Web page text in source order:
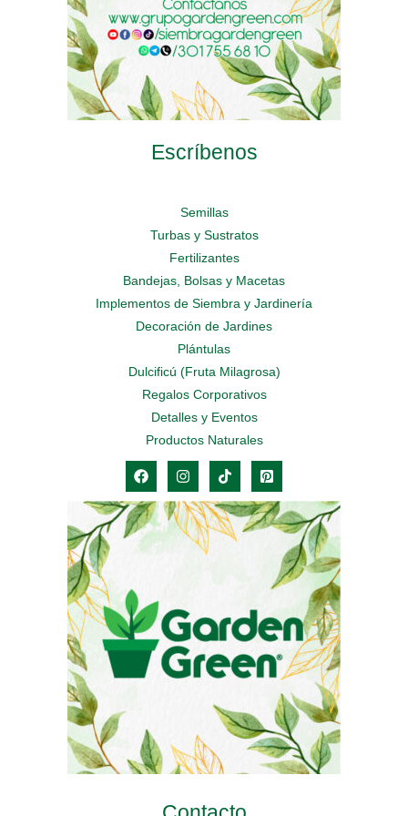
producto
Escríbenos
Semillas
Turbas y Sustratos
Fertilizantes
Bandejas, Bolsas y Macetas
Implementos de Siembra y Jardinería
Decoración de Jardines
Plántulas
Dulcificú (Fruta Milagrosa)
Regalos Corporativos
Detalles y Eventos
Productos Naturales